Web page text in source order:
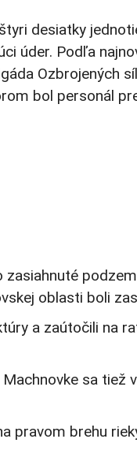
desiatky
úder. Podľa
Ozbrojených
bol personál
oblasti boli
a zaútočili na
sa
pravom brehu